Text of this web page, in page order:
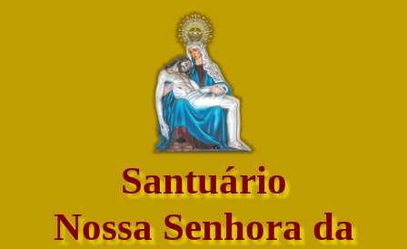
Santuário
Nossa Senhora da